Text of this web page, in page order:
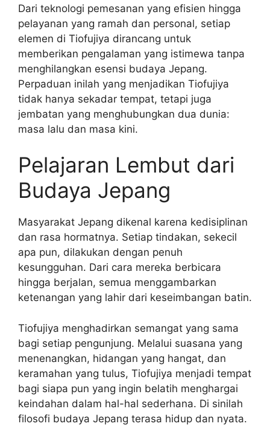
Dari teknologi pemesanan yang efisien hingga
pelayanan yang ramah dan personal, setiap
elemen di Tiofujiya dirancang untuk
memberikan pengalaman yang istimewa tanpa
menghilangkan esensi budaya Jepang.
Perpaduan inilah yang menjadikan Tiofujiya
tidak hanya sekadar tempat, tetapi juga
jembatan yang menghubungkan dua dunia:
masa lalu dan masa kini.
Pelajaran Lembut dari
Budaya Jepang
Masyarakat Jepang dikenal karena kedisiplinan
dan rasa hormatnya. Setiap tindakan, sekecil
apa pun, dilakukan dengan penuh
kesungguhan. Dari cara mereka berbicara
hingga berjalan, semua menggambarkan
ketenangan yang lahir dari keseimbangan batin.
Tiofujiya menghadirkan semangat yang sama
bagi setiap pengunjung. Melalui suasana yang
menenangkan, hidangan yang hangat, dan
keramahan yang tulus, Tiofujiya menjadi tempat
bagi siapa pun yang ingin belatih menghargai
keindahan dalam hal-hal sederhana. Di sinilah
filosofi budaya Jepang terasa hidup dan nyata.